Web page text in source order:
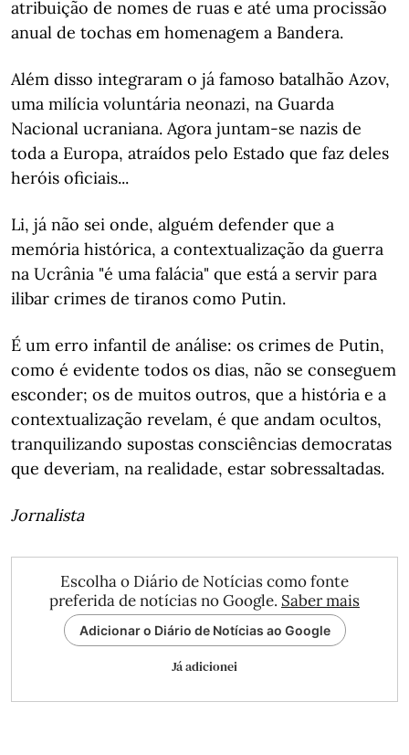
atribuição de nomes de ruas e até uma procissão
anual de tochas em homenagem a Bandera.
Além disso integraram o já famoso batalhão Azov,
uma milícia voluntária neonazi, na Guarda
Nacional ucraniana. Agora juntam-se nazis de
toda a Europa, atraídos pelo Estado que faz deles
heróis oficiais...
Li, já não sei onde, alguém defender que a
memória histórica, a contextualização da guerra
na Ucrânia "é uma falácia" que está a servir para
ilibar crimes de tiranos como Putin.
É um erro infantil de análise: os crimes de Putin,
como é evidente todos os dias, não se conseguem
esconder; os de muitos outros, que a história e a
contextualização revelam, é que andam ocultos,
tranquilizando supostas consciências democratas
que deveriam, na realidade, estar sobressaltadas.
Jornalista
Escolha o Diário de Notícias como fonte
preferida de notícias no Google. Saber mais
Adicionar o Diário de Notícias ao Google
Já adicionei